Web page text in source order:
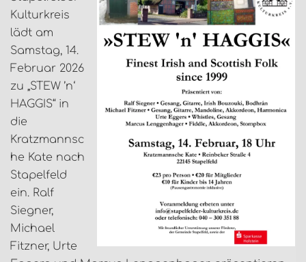
Kulturkreis
lädt am
Samstag, 14.
Februar 2026
zu „STEW ’n‘
HAGGIS“ in
die
Kratzmannsc
he Kate nach
Stapelfeld
ein. Ralf
Siegner,
Michael
Fitzner, Urte